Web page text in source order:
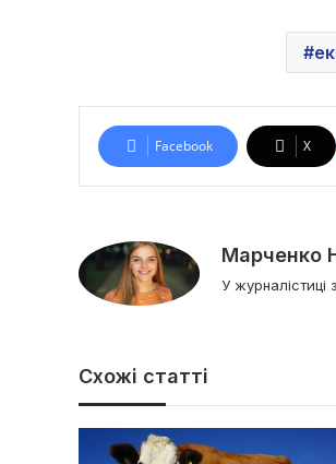
Facebook X
Марченко
У
Схожі статті